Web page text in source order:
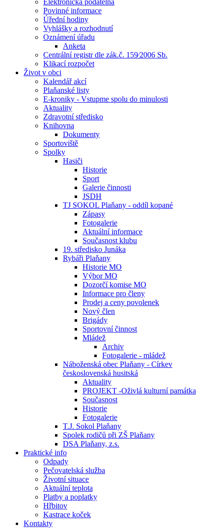
Elektronická podatelna
Povinné informace
Úřední hodiny
Vyhlášky a rozhodnutí
Oznámení úřadu
Anketa
Centrální registr dle zák.č. 159⁄2006 Sb.
Klikací rozpočet
Život v obci
Kalendář akcí
Plaňanské listy
E-kroniky - Vstupme spolu do minulosti
Aktuality
Zdravotní středisko
Knihovna
Dokumenty
Sportoviště
Spolky
Hasiči
Historie
Sport
Galerie činnosti
JSDH
TJ SOKOL Plaňany - oddíl kopané
Zápasy
Fotogalerie
Aktuální informace
Současnost klubu
19. středisko Junáka
Rybáři Plaňany
Historie MO
Výbor MO
Dozorčí komise MO
Informace pro členy
Prodej a ceny povolenek
Nový člen
Brigády
Sportovní činnost
Mládež
Archiv
Fotogalerie - mládež
Náboženská obec Plaňany - Církev
československá husitská
Aktuality
PROJEKT -Oživlá kulturní památka
Současnost
Historie
Fotogalerie
T.J. Sokol Plaňany
Spolek rodičů při ZŠ Plaňany
DSA Plaňany, z.s.
Praktické info
Odpady
Pečovatelská služba
Životní situace
Aktuální teplota
Platby a poplatky
Hřbitov
Kastrace koček
Kontakty